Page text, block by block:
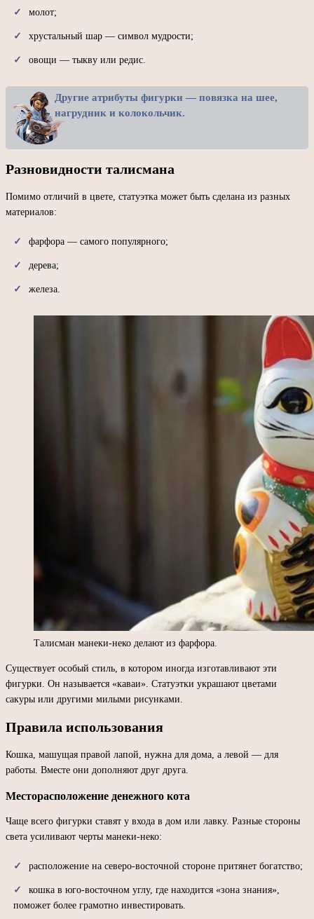
молот;
хрустальный шар — символ мудрости;
овощи — тыкву или редис.
Другие атрибуты фигурки — повязка на шее,
нагрудник и колокольчик.
Разновидности талисмана
Помимо отличий в цвете, статуэтка может быть сделана из разных
материалов:
фарфора — самого популярного;
дерева;
железа.
Талисман манеки-неко делают из фарфора.
Существует особый стиль, в котором иногда изготавливают эти
фигурки. Он называется «каваи». Статуэтки украшают цветами
сакуры или другими милыми рисунками.
Правила использования
Кошка, машущая правой лапой, нужна для дома, а левой — для
работы. Вместе они дополняют друг друга.
Месторасположение денежного кота
Чаще всего фигурки ставят у входа в дом или лавку. Разные стороны
света усиливают черты манеки-неко:
расположение на северо-восточной стороне притянет богатство;
кошка в юго-восточном углу, где находится «зона знания»,
поможет более грамотно инвестировать.